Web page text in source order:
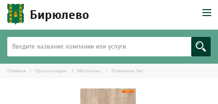
Бирюлево
Главная Организации Магазины Компания Гмс